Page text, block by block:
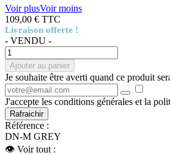
Voir plusVoir moins
109,00 € TTC
Livraison offerte !
- VENDU -
Ajouter au panier
Je souhaite être averti quand ce produit
J'accepte les conditions générales et la
Référence :
DN-M GREY
👁 Voir tout :